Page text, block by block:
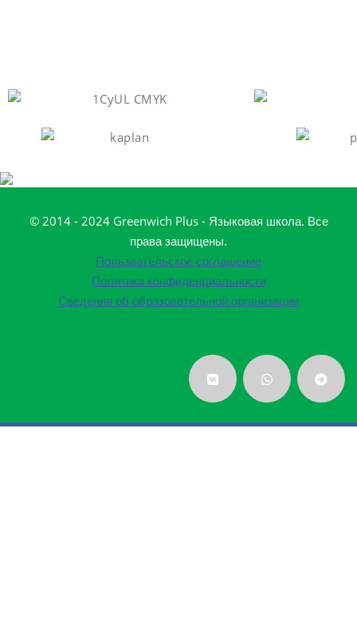
© 2014 - 2024 Greenwich Plus - Языковая школа. Все
права защищены.
Пользвательское соглашение
Политика конфиденциальности
Сведения об образовательной организации